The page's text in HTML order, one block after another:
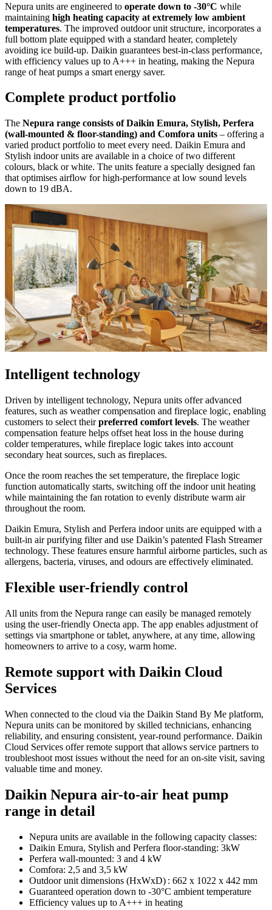
Nepura units are engineered to operate down to -30°C while
maintaining high heating capacity at extremely low ambient
temperatures. The improved outdoor unit structure, incorporates a
full bottom plate equipped with a standard heater, completely
avoiding ice build-up. Daikin guarantees best-in-class performance,
with efficiency values up to A+++ in heating, making the Nepura
range of heat pumps a smart energy saver.
Complete product portfolio
The Nepura range consists of Daikin Emura, Stylish, Perfera
(wall-mounted & floor-standing) and Comfora units – offering a
varied product portfolio to meet every need. Daikin Emura and
Stylish indoor units are available in a choice of two different
colours, black or white. The units feature a specially designed fan
that optimises airflow for high-performance at low sound levels
down to 19 dBA.
Intelligent technology
Driven by intelligent technology, Nepura units offer advanced
features, such as weather compensation and fireplace logic, enabling
customers to select theirpreferred comfort levels. The weather
compensation feature helps offset heat loss in the house during
colder temperatures, while fireplace logic takes into account
secondary heat sources, such as fireplaces.
Once the room reaches the set temperature, the fireplace logic
function automatically starts, switching off the indoor unit heating
while maintaining the fan rotation to evenly distribute warm air
throughout the room.
Daikin Emura, Stylish and Perfera indoor units are equipped with a
built-in air purifying filter and use Daikin’s patented Flash Streamer
technology. These features ensure harmful airborne particles, such as
allergens, bacteria, viruses, and odours are effectively eliminated.
Flexible user-friendly control
All units from the Nepura range can easily be managed remotely
using the user-friendly Onecta app. The app enables adjustment of
settings via smartphone or tablet, anywhere, at any time, allowing
homeowners to arrive to a cosy, warm home.
Remote support with Daikin Cloud
Services
When connected to the cloud via the Daikin Stand By Me platform,
Nepura units can be monitored by skilled technicians, enhancing
reliability, and ensuring consistent, year-round performance. Daikin
Cloud Services offer remote support that allows service partners to
troubleshoot most issues without the need for an on-site visit, saving
valuable time and money.
Daikin Nepura air-to-air heat pump
range in detail
Nepura units are available in the following capacity classes:
Daikin Emura, Stylish and Perfera floor-standing: 3kW
Perfera wall-mounted: 3 and 4 kW
Comfora: 2,5 and 3,5 kW
Outdoor unit dimensions (HxWxD) : 662 x 1022 x 442 mm
Guaranteed operation down to -30°C ambient temperature
Efficiency values up to A+++ in heating